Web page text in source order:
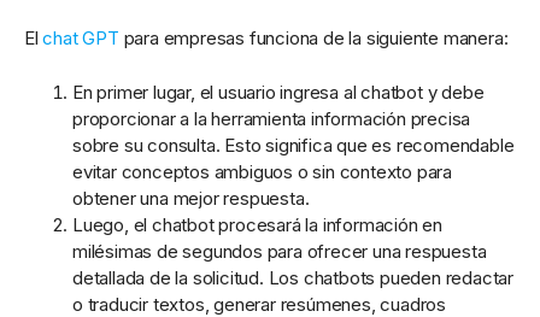
Elchat GPT para empresas funciona de la siguiente manera:
En primer lugar, el usuario ingresa al chatbot y debe
proporcionar a la herramienta información precisa
sobre su consulta. Esto significa que es recomendable
evitar conceptos ambiguos o sin contexto para
obtener una mejor respuesta.
Luego, el chatbot procesará la información en
milésimas de segundos para ofrecer una respuesta
detallada de la solicitud. Los chatbots pueden redactar
o traducir textos, generar resúmenes, cuadros